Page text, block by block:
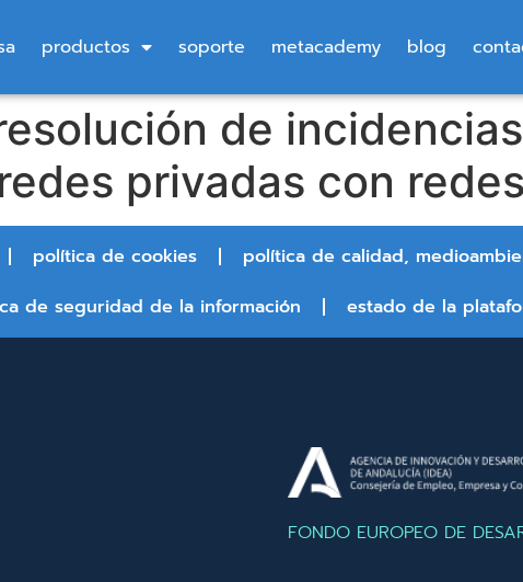
productos soporte metacademy blog
de
privadas con
política de cookies
política de calidad,
de seguridad de la información
estado de la
FONDO EUROPEO DE